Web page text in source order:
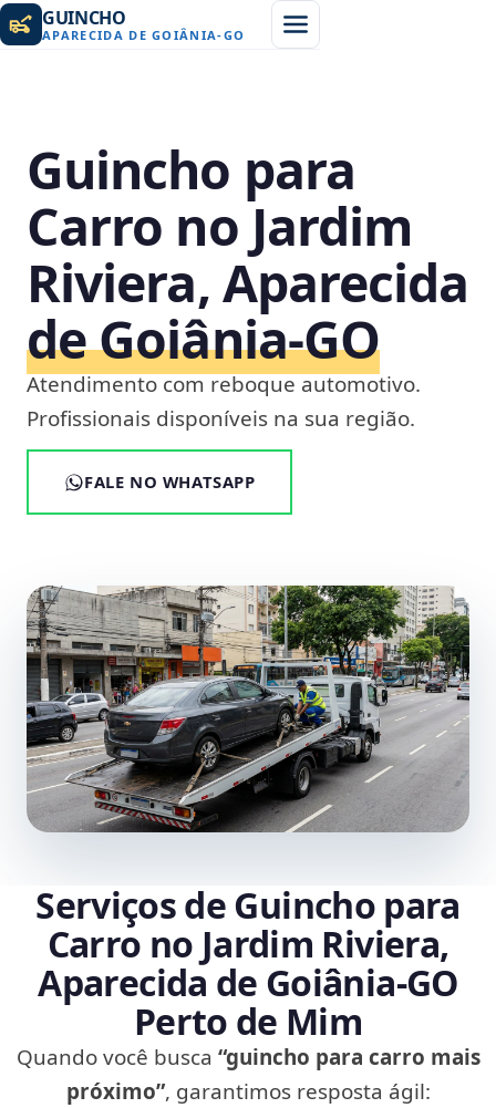
GUINCHO
APARECIDA DE GOIÂNIA-GO
Guincho para
Carro no Jardim
Riviera, Aparecida
de Goiânia‑GO
Atendimento com reboque automotivo.
Profissionais disponíveis na sua região.
FALE NO WHATSAPP
Serviços de Guincho para
Carro no Jardim Riviera,
Aparecida de Goiânia‑GO
Perto de Mim
Quando você busca “guincho para carro mais
próximo”, garantimos resposta ágil: